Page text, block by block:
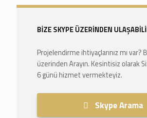
Sidebar
BIZE SKYPE ÜZERINDEN
Projelendirme ihtiyaçlarınız mı var?
üzerinden Arayın. Kesintisiz olarak
6 günü hizmet vermekteyiz.
Skype Arama